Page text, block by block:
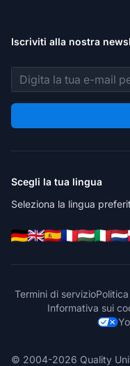
Iscriviti alla nostra
Indirizzo email
Scegli la tua lingua
Seleziona la lingua
Termini di servizio
Informativa sui
© 2004-2026 Quality